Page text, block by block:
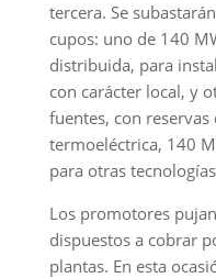
tercera. Se
cupos: uno de 140
distribuida, para
con carácter local, y
fuentes, con
termoeléctrica, 140
para otras
Los promotores
dispuestos a cobrar
plantas. En esta